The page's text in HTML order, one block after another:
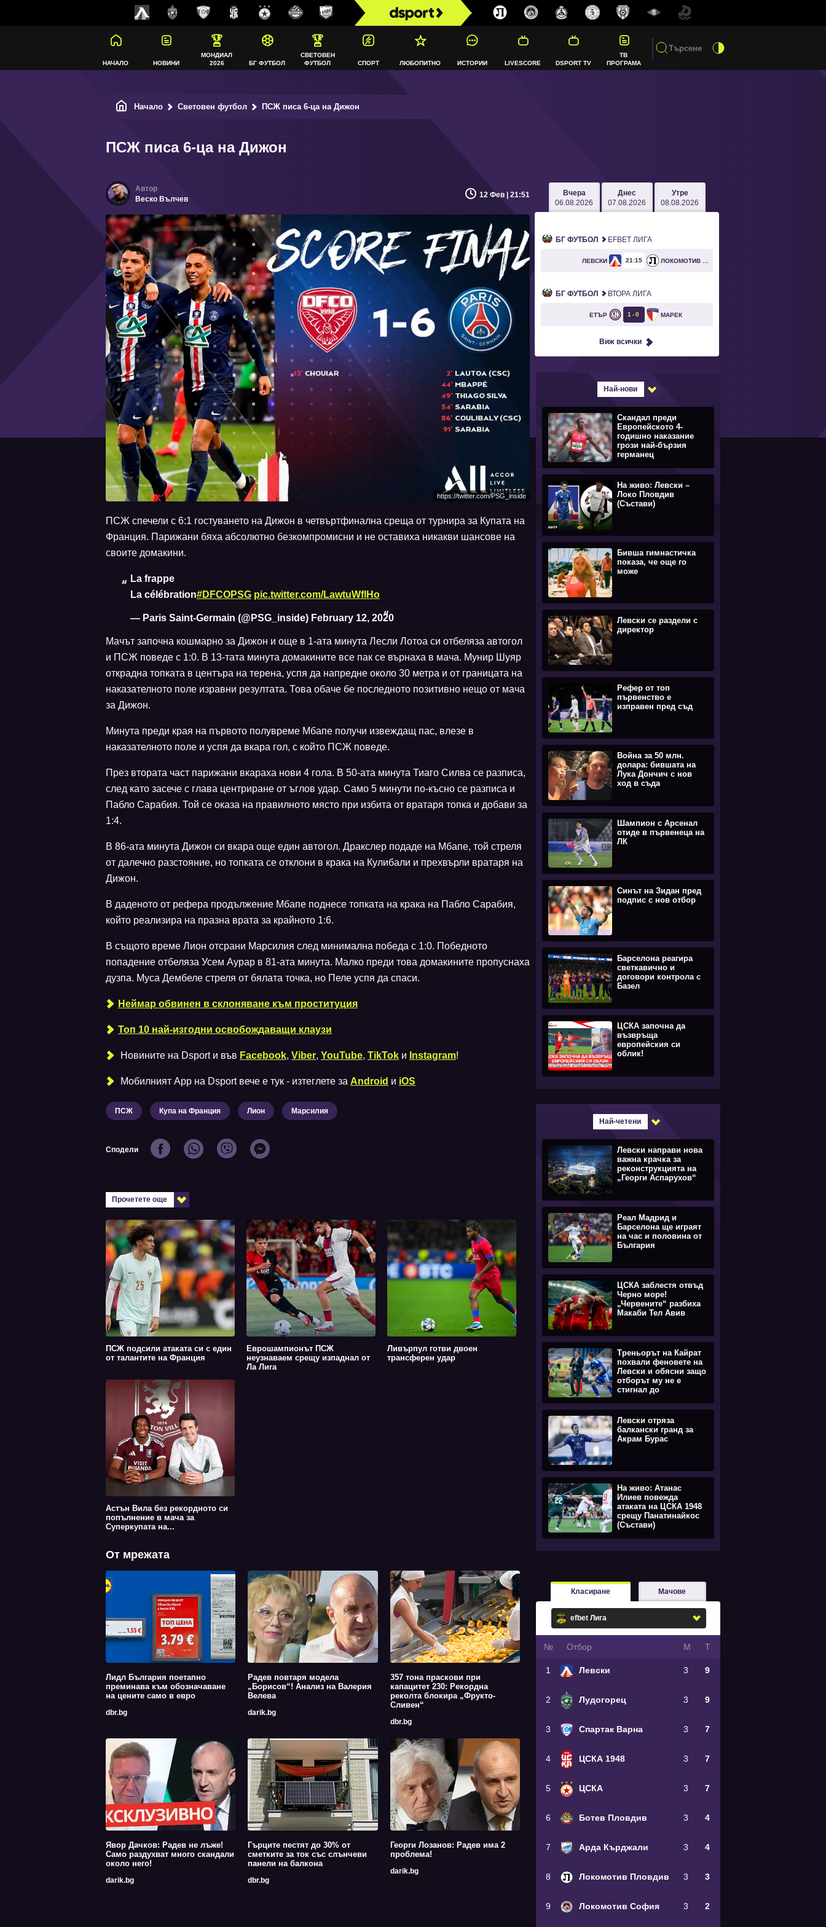
НАЧАЛО НОВИНИ
МОНДИАЛ
2026
БГ ФУТБОЛ
СВЕТОВЕН
ФУТБОЛ
СПОРТ ЛЮБОПИТНО ИСТОРИИ LIVESCORE DSPORT TV
ТВ
ПРОГРАМА
Начало Световен футбол ПСЖ писа 6-ца на Дижон
ПСЖ писа 6-ца на Дижон
Веско Вълчев 12 Фев | 21:51
https://twitter.com/PSG_inside
ПСЖ спечели с 6:1 гостуването на Дижон в четвъртфинална среща от турнира за Купата на
Франция. Парижани бяха абсолютно безкомпромисни и не оставиха никакви шансове на
своите домакини.
La frappe
La célébration#DFCOPSG pic.twitter.com/LawtuWflHo
— Paris Saint-Germain (@PSG_inside) February 12, 2020
Мачът започна кошмарно за Дижон и още в 1-ата минута Лесли Лотоа си отбеляза автогол
и ПСЖ поведе с 1:0. В 13-тата минута домакините все пак се върнаха в мача. Мунир Шуяр
открадна топката в центъра на терена, успя да напредне около 30 метра и от границата на
наказателното поле изравни резултата. Това обаче бе последното позитивно нещо от мача
за Дижон.
Минута преди края на първото полувреме Мбапе получи извеждащ пас, влезе в
наказателното поле и успя да вкара гол, с който ПСЖ поведе.
През втората част парижани вкараха нови 4 гола. В 50-ата минута Тиаго Силва се разписа,
след като засече с глава центриране от ъглов удар. Само 5 минути по-късно се разписа и
Пабло Сарабия. Той се оказа на правилното място при избита от вратаря топка и добави за
1:4.
В 86-ата минута Дижон си вкара още един автогол. Дракслер подаде на Мбапе, той стреля
от далечно разстояние, но топката се отклони в крака на Кулибали и прехвърли вратаря на
Дижон.
В даденото от рефера продължение Мбапе поднесе топката на крака на Пабло Сарабия,
който реализира на празна врата за крайното 1:6.
В същото време Лион отсрани Марсилия след минимална победа с 1:0. Победното
попадение отбеляза Усем Аурар в 81-ата минута. Малко преди това домакините пропуснаха
дузпа. Муса Дембеле стреля от бялата точка, но Пеле успя да спаси.
Неймар обвинен в склоняване към проституция
Топ 10 най-изгодни освобождаващи клаузи
Новините на Dsport и във Facebook, Viber, YouTube, TikTok и Instagram!
Мобилният Аpp на Dsport вече е тук - изтеглете за Android и iOS
ПСЖ Купа на Франция Лион Марсилия
Сподели
Прочетете още
ПСЖ подсили атаката си с един
от талантите на Франция
Еврошампионът ПСЖ
неузнаваем срещу изпаднал от
Ла Лига
Ливърпул готви двоен
трансферен удар
Астън Вила без рекордното си
попълнение в мача за
Суперкупата на...
От мрежата
Лидл България поетапно
преминава към обозначаване
на цените само в евро
dbr.bg
Радев повтаря модела
„Борисов“! Анализ на Валерия
Велева
darik.bg
357 тона праскови при
капацитет 230: Рекордна
реколта блокира „Фрукто-
Сливен“
dbr.bg
Явор Дачков: Радев не лъже!
Само раздухват много скандали
около него!
darik.bg
Гърците пестят до 30% от
сметките за ток със слънчеви
панели на балкона
dbr.bg
Георги Лозанов: Радев има 2
проблема!
darik.bg
Вчера
06.08.2026
Днес
07.08.2026
Утре
08.08.2026
БГ ФУТБОЛ EFBET ЛИГА
ЛЕВСКИ 21 15
БГ ФУТБОЛ ВТОРА ЛИГА
ЕТЪР 1 0 МАРЕК
Виж всички
Най-нови
Скандал преди
Европейското 4-
годишно наказание
грози най-бързия
германец
На живо: Левски –
Локо Пловдив
(Състави)
Бивша гимнастичка
показа, че още го
може
Левски се раздели с
директор
Рефер от топ
първенство е
изправен пред съд
Война за 50 млн.
долара: бившата на
Лука Дончич с нов
ход в съда
Шампион с Арсенал
отиде в първенеца на
ЛК
Синът на Зидан пред
подпис с нов отбор
Барселона реагира
светкавично и
договори контрола с
Базел
ЦСКА започна да
възвръща
европейския си
облик!
Най-четени
Левски направи нова
важна крачка за
реконструкцията на
„Георги Аспарухов“
Реал Мадрид и
Барселона ще играят
на час и половина от
България
ЦСКА заблестя отвъд
Черно море!
„Червените“ разбиха
Макаби Тел Авив
Треньорът на Кайрат
похвали феновете на
Левски и обясни защо
отборът му не е
стигнал до
Левски отряза
балкански гранд за
Акрам Бурас
На живо: Атанас
Илиев повежда
атаката на ЦСКА 1948
срещу Панатинайкос
(Състави)
Класиране Мачове
№ Oтбор М Т
1 Левски 3 9
2 Лудогорец 3 9
3 Спартак Варна 3 7
4 ЦСКА 1948 3 7
5 ЦСКА 3 7
6 Ботев Пловдив 3 4
7 Арда Кърджали 3 4
8 Локомотив Пловдив 3 3
9 Локомотив София 3 2